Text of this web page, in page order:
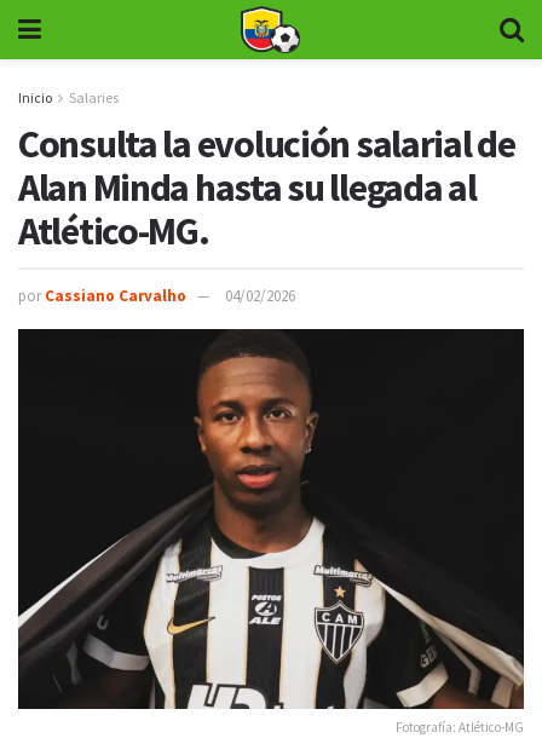
Inicio Salaries
Consulta la evolución salarial de
Alan Minda hasta su llegada al
Atlético-MG.
por Cassiano Carvalho 04/02/2026
Fotografía: Atlético-MG